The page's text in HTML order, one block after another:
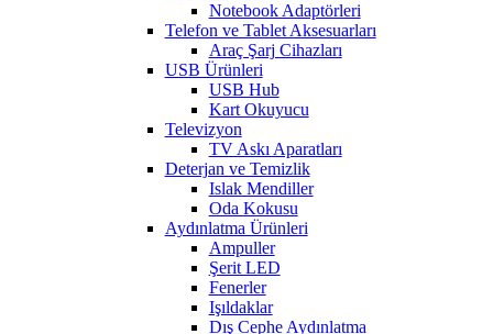
Notebook Adaptörleri
Telefon ve Tablet Aksesuarları
Araç Şarj Cihazları
USB Ürünleri
USB Hub
Kart Okuyucu
Televizyon
TV Askı Aparatları
Deterjan ve Temizlik
Islak Mendiller
Oda Kokusu
Aydınlatma Ürünleri
Ampuller
Şerit LED
Fenerler
Işıldaklar
Dış Cephe Aydınlatma